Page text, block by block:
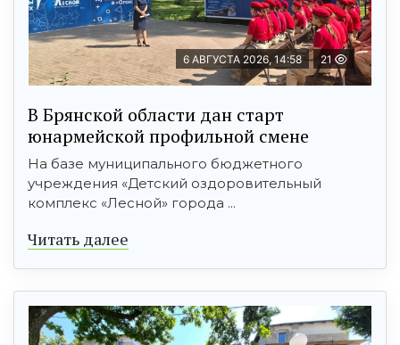
6 АВГУСТА 2026, 14:58 21
В Брянской области дан старт
юнармейской профильной смене
На базе муниципального бюджетного
учреждения «Детский оздоровительный
комплекс «Лесной» города ...
Читать далее